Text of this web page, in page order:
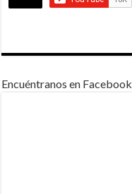
Encuéntranos en Facebook